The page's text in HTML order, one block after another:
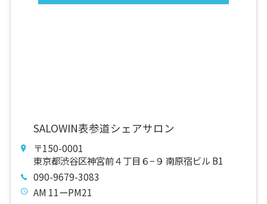
SALOWIN表参道シェアサロン
〒150-0001
東京都渋谷区神宮前４丁目６−９ 南原宿ビル B1
090-9679-3083
AM 11ーPM21